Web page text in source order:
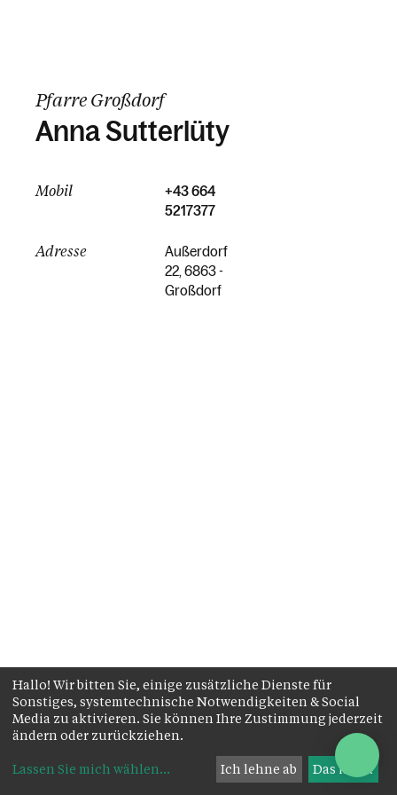
Pfarre Großdorf
Anna Sutterlüty
Mobil
+43 664
5217377
Adresse
Außerdorf
22, 6863 -
Großdorf
Hallo! Wir bitten Sie, einige zusätzliche Dienste für
Sonstiges, systemtechnische Notwendigkeiten & Social
Media zu aktivieren. Sie können Ihre Zustimmung jederzeit
ändern oder zurückziehen.
Lassen Sie mich wählen... Ich lehne ab Das ist ok